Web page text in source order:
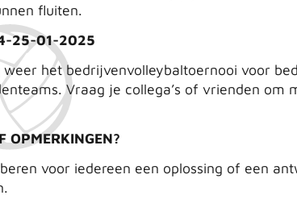
fluiten.
25-01-2025
het bedrijvenvolleybaltoernooi voor
Vraag je collega’s of vrienden om
OPMERKINGEN?
voor iedereen een oplossing of een